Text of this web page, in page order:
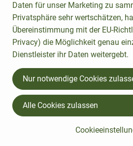
Auswahl ändern
250 g
eis
Daten für unser Marketing zu
Privatsphäre sehr wertschätzen,
Übereinstimmung mit der EU-
Privacy) die Möglichkeit genau
Dienstleister ihr Daten weitergebt.
Nur notwendige Cookies
Alle Cookies zulassen